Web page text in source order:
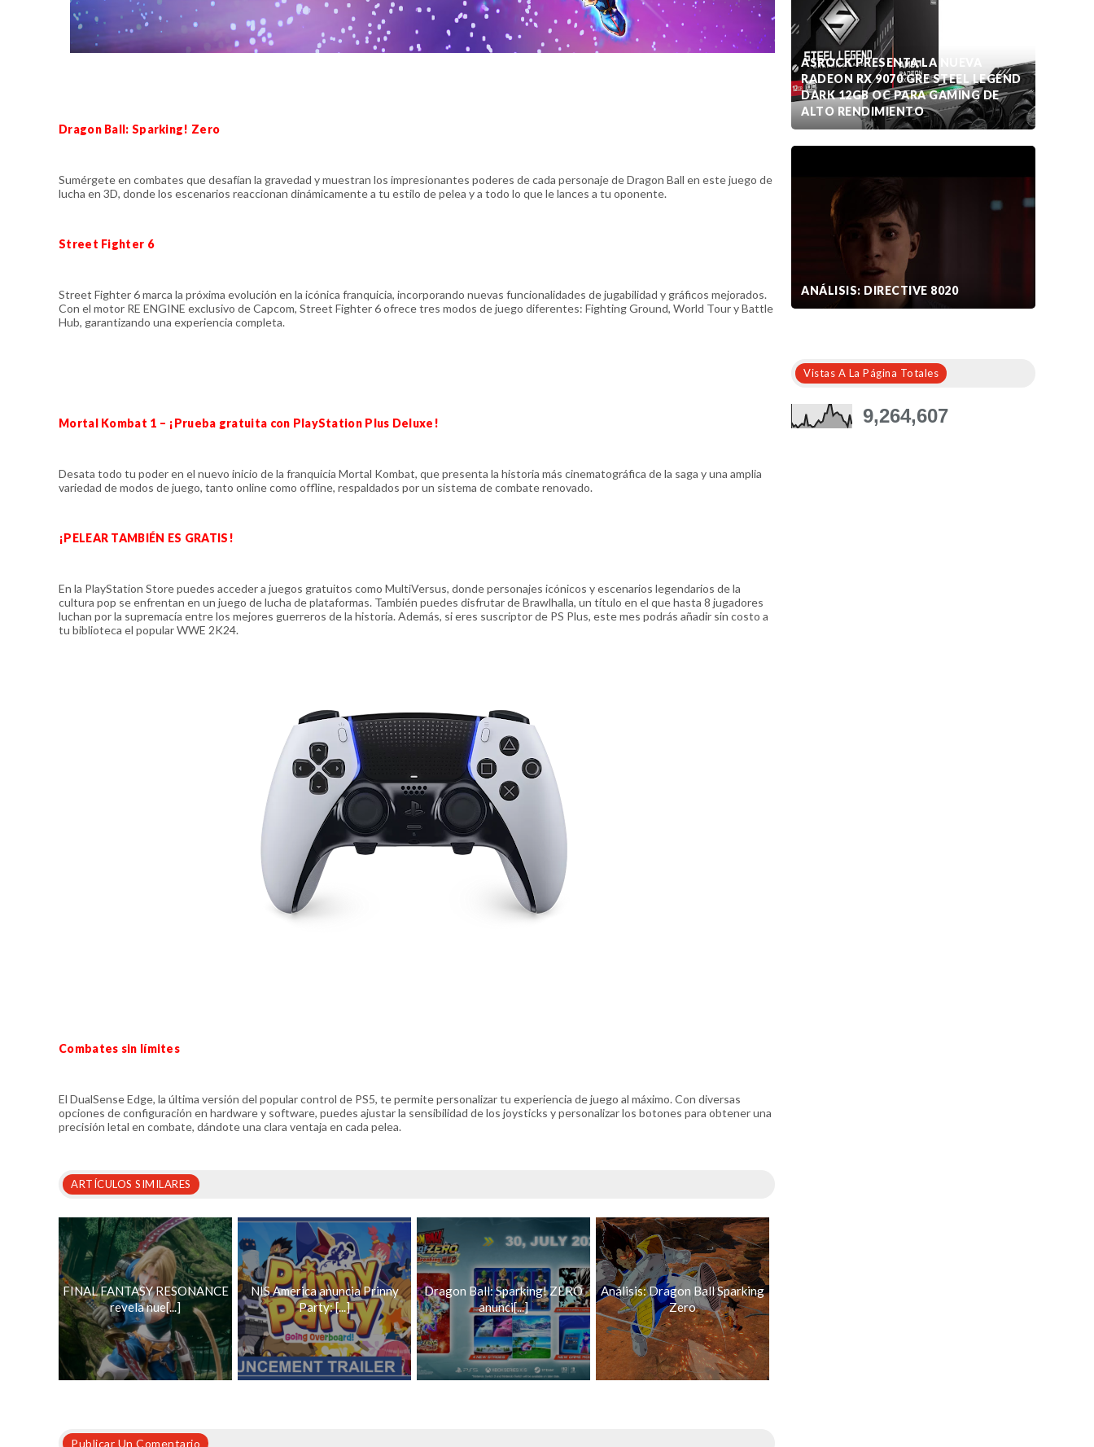
Dragon Ball: Sparking! Zero
Sumérgete en combates que desafían la gravedad y muestran los impresionantes poderes de cada personaje de Dragon Ball en este juego de
lucha en 3D, donde los escenarios reaccionan dinámicamente a tu estilo de pelea y a todo lo que le lances a tu oponente.
Street Fighter 6
Street Fighter 6 marca la próxima evolución en la icónica franquicia, incorporando nuevas funcionalidades de jugabilidad y gráficos mejorados.
Con el motor RE ENGINE exclusivo de Capcom, Street Fighter 6 ofrece tres modos de juego diferentes: Fighting Ground, World Tour y Battle
Hub, garantizando una experiencia completa.
Mortal Kombat 1 – ¡Prueba gratuita con PlayStation Plus Deluxe!
Desata todo tu poder en el nuevo inicio de la franquicia Mortal Kombat, que presenta la historia más cinematográfica de la saga y una amplia
variedad de modos de juego, tanto online como offline, respaldados por un sistema de combate renovado.
¡PELEAR TAMBIÉN ES GRATIS!
En la PlayStation Store puedes acceder a juegos gratuitos como MultiVersus, donde personajes icónicos y escenarios legendarios de la
cultura pop se enfrentan en un juego de lucha de plataformas. También puedes disfrutar de Brawlhalla, un título en el que hasta 8 jugadores
luchan por la supremacía entre los mejores guerreros de la historia. Además, si eres suscriptor de PS Plus, este mes podrás añadir sin costo a
tu biblioteca el popular WWE 2K24.
Combates sin límites
El DualSense Edge, la última versión del popular control de PS5, te permite personalizar tu experiencia de juego al máximo. Con diversas
opciones de configuración en hardware y software, puedes ajustar la sensibilidad de los joysticks y personalizar los botones para obtener una
precisión letal en combate, dándote una clara ventaja en cada pelea.
ARTÍCULOS SIMILARES
FINAL FANTASY RESONANCE
revela nue[...]
NIS America anuncia Prinny
Party: [...]
Dragon Ball: Sparking! ZERO
anunci[...]
Análisis: Dragon Ball Sparking
Zero
Publicar Un Comentario
ASROCK PRESENTA LA NUEVA
RADEON RX 9070 GRE STEEL LEGEND
DARK 12GB OC PARA GAMING DE
ALTO RENDIMIENTO
ANÁLISIS: DIRECTIVE 8020
Vistas A La Página Totales
9,264,607